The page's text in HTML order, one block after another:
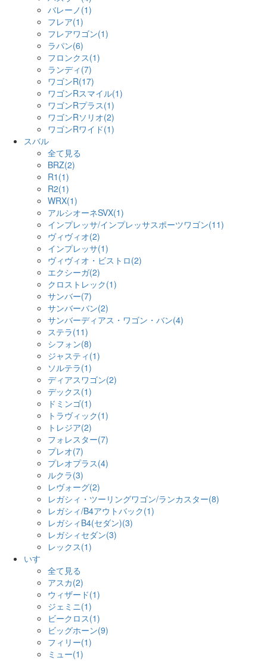
バレーノ(1)
フレア(1)
フレアワゴン(1)
ラパン(6)
フロンクス(1)
ランディ(7)
ワゴンR(17)
ワゴンRスマイル(1)
ワゴンRプラス(1)
ワゴンRソリオ(2)
ワゴンRワイド(1)
スバル
全て見る
BRZ(2)
R1(1)
R2(1)
WRX(1)
アルシオーネSVX(1)
インプレッサ/インプレッサスポーツワゴン(11)
ヴィヴィオ(2)
インプレッサ(1)
ヴィヴィオ・ビストロ(2)
エクシーガ(2)
クロストレック(1)
サンバー(7)
サンバーバン(2)
サンバーディアス・ワゴン・バン(4)
ステラ(11)
シフォン(8)
ジャスティ(1)
ソルテラ(1)
ディアスワゴン(2)
デックス(1)
ドミンゴ(1)
トラヴィック(1)
トレジア(2)
フォレスター(7)
プレオ(7)
プレオプラス(4)
ルクラ(3)
レヴォーグ(2)
レガシィ・ツーリングワゴン/ランカスター(8)
レガシィ/B4アウトバック(1)
レガシィB4(セダン)(3)
レガシィセダン(3)
レックス(1)
いすゞ
全て見る
アスカ(2)
ウィザード(1)
ジェミニ(1)
ビークロス(1)
ビッグホーン(9)
フィリー(1)
ミュー(1)